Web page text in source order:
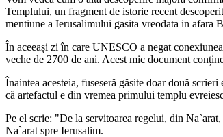
Templului, un fragment de istorie recent
mentiune a Ierusalimului gasita vreodata in afara
În aceeași zi în care UNESCO a negat
veche de 2700 de ani. Acest mic document
Înaintea acesteia, fuseseră găsite doar două
că artefactul e din vremea primului templu
Pe el scrie: "De la servitoarea regelui, din
Na`arat spre Ierusalim.